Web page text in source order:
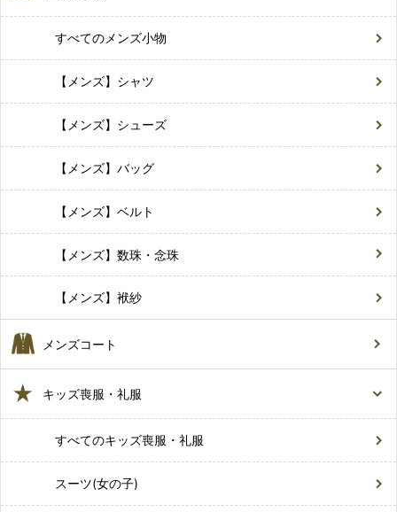
すべてのメンズ小物
【メンズ】シャツ
【メンズ】シューズ
【メンズ】バッグ
【メンズ】ベルト
【メンズ】数珠・念珠
【メンズ】袱紗
メンズコート
キッズ喪服・礼服
すべてのキッズ喪服・礼服
スーツ(女の子)